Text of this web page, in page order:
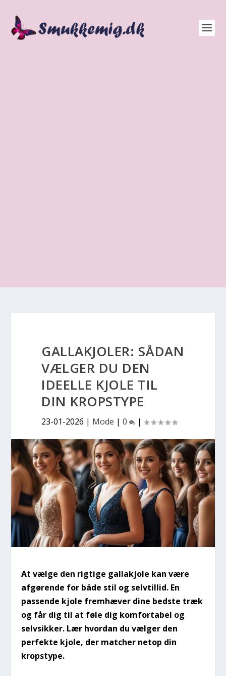
GALLAKJOLER: SÅDAN
VÆLGER DU DEN
IDEELLE KJOLE TIL
DIN KROPSTYPE
23-01-2026 | Mode |0 |
At vælge den rigtige gallakjole kan være
afgørende for både stil og selvtillid. En
passende kjole fremhæver dine bedste træk
og får dig til at føle dig komfortabel og
selvsikker. Lær hvordan du vælger den
perfekte kjole, der matcher netop din
kropstype.